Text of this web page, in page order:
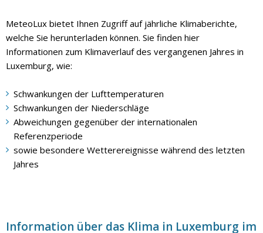
MeteoLux bietet Ihnen Zugriff auf jährliche Klimaberichte,
welche Sie herunterladen können. Sie finden hier
Informationen zum Klimaverlauf des vergangenen Jahres in
Luxemburg, wie:
Schwankungen der Lufttemperaturen
Schwankungen der Niederschläge
Abweichungen gegenüber der internationalen
Referenzperiode
sowie besondere Wetterereignisse während des letzten
Jahres
Information über das Klima in Luxemburg im